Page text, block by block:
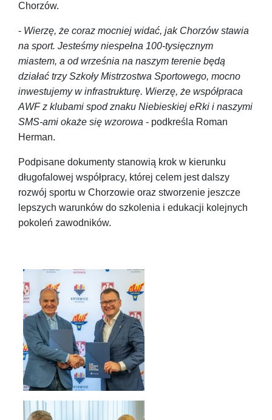
Chorzów.
- Wierzę, że coraz mocniej widać, jak Chorzów stawia
na sport. Jesteśmy niespełna 100-tysięcznym
miastem, a od września na naszym terenie będą
działać trzy Szkoły Mistrzostwa Sportowego, mocno
inwestujemy w infrastrukturę. Wierzę, że współpraca
AWF z klubami spod znaku Niebieskiej eRki i naszymi
SMS-ami okaże się wzorowa - podkreśla Roman
Herman.
Podpisane dokumenty stanowią krok w kierunku
długofalowej współpracy, której celem jest dalszy
rozwój sportu w Chorzowie oraz stworzenie jeszcze
lepszych warunków do szkolenia i edukacji kolejnych
pokoleń zawodników.